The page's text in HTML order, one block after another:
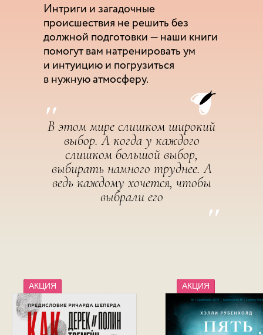
Интриги и загадочные
происшествия не решить без
должной подготовки — наши книги
помогут вам натренировать ум
и интуицию и погрузиться
в нужную атмосферу.
В этом мире слишком широкий
выбор. А когда у каждого
слишком большой выбор,
выбирать намного труднее. А
ведь каждому хочется, чтобы
выбрали его
"
"
АКЦИЯ АКЦИЯ